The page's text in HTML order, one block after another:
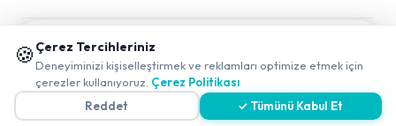
2026 ©Yakala. All rights reserved.
🍪 Çerez Tercihleriniz
Deneyiminizi kişiselleştirmek ve reklamları optimize etmek için
çerezler kullanıyoruz. Çerez Politikası
Reddet
✓ Tümünü Kabul Et
📱 Mobil uygulamamızı keşfedin!
✖